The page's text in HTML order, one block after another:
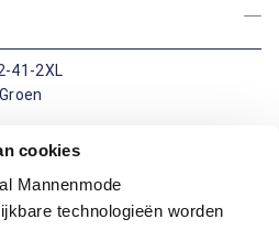
cookies
Mannenmode
technologieën worden
41-2XL